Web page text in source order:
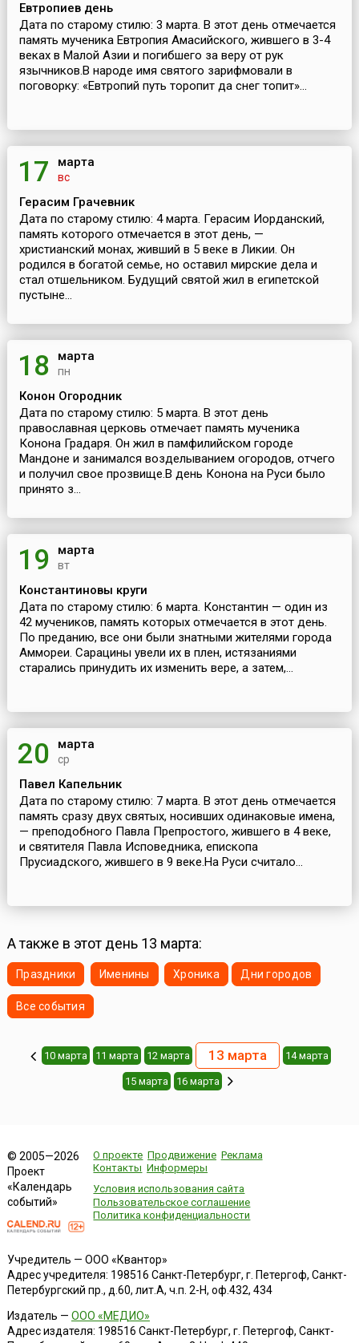
Евтропиев день
Дата по старому стилю: 3 марта. В этот день отмечается
память мученика Евтропия Амасийского, жившего в 3-4
веках в Малой Азии и погибшего за веру от рук
язычников.В народе имя святого зарифмовали в
поговорку: «Евтропий путь торопит да снег топит»...
17 марта
вс
Герасим Грачевник
Дата по старому стилю: 4 марта. Герасим Иорданский,
память которого отмечается в этот день, —
христианский монах, живший в 5 веке в Ликии. Он
родился в богатой семье, но оставил мирские дела и
стал отшельником. Будущий святой жил в египетской
пустыне...
18 марта
пн
Конон Огородник
Дата по старому стилю: 5 марта. В этот день
православная церковь отмечает память мученика
Конона Градаря. Он жил в памфилийском городе
Мандоне и занимался возделыванием огородов, отчего
и получил свое прозвище.В день Конона на Руси было
принято з...
19 марта
вт
Константиновы круги
Дата по старому стилю: 6 марта. Константин — один из
42 мучеников, память которых отмечается в этот день.
По преданию, все они были знатными жителями города
Аммореи. Сарацины увели их в плен, истязаниями
старались принудить их изменить вере, а затем,...
20 марта
ср
Павел Капельник
Дата по старому стилю: 7 марта. В этот день отмечается
память сразу двух святых, носивших одинаковые имена,
— преподобного Павла Препростого, жившего в 4 веке,
и святителя Павла Исповедника, епископа
Прусиадского, жившего в 9 веке.На Руси считало...
А также в этот день 13 марта:
Праздники Именины Хроника Дни городов
Все события
10 марта 11 марта 12 марта 13 марта 14 марта
15 марта 16 марта
© 2005—2026
Проект
«Календарь
событий»
О проекте Продвижение Реклама
Контакты Информеры
Условия использования сайта
Пользовательское соглашение
Политика конфиденциальности
Учредитель — ООО «Квантор»
Адрес учредителя: 198516 Санкт-Петербург, г. Петергоф, Санкт-
Петербургский пр., д.60, лит.А, ч.п. 2-Н, оф.432, 434
Издатель — ООО «МЕДИО»
Адрес издателя: 198516 Санкт-Петербург, г. Петергоф, Санкт-